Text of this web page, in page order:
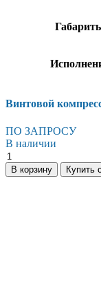
Винтовой
ПО ЗАПРОСУ
В наличии
Винтовой
компрессор
Atlas
В корзину Купить